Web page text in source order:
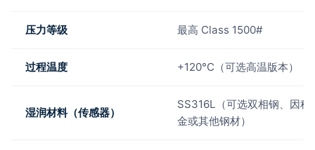
压力等级 最高 Class 1500#
过程温度 +120°C（可选高温版本）
湿润材料（传感器）
SS316L（可选双相钢、因科
金或其他钢材）